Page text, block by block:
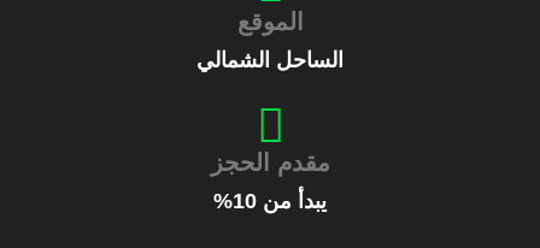
الموقع
الساحل الشمالي
مقدم الحجز
يبدأ من 10%